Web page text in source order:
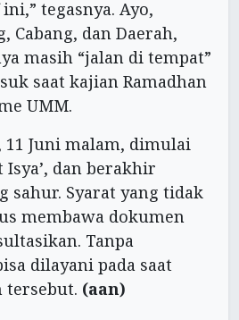
tegasnya. Ayo,
Cabang, dan Daerah,
masih “jalan di tempat”
saat kajian Ramadhan
UMM.
11 Juni malam, dimulai
Isya’, dan berakhir
sahur. Syarat yang tidak
membawa dokumen
Tanpa
dilayani pada saat
tersebut. (aan)